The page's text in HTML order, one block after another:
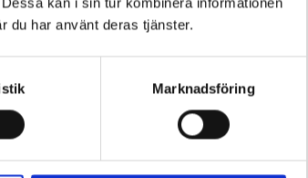
du har använt deras tjänster.
Marknadsföring